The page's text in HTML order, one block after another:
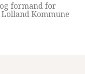
formand for
Kommune